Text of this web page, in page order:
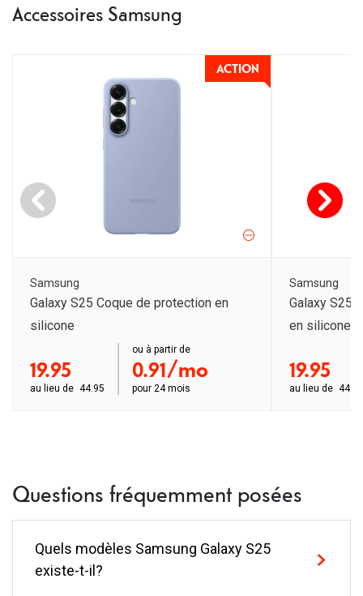
Accessoires Samsung
ACTION
Samsung
Galaxy S25 Coque de protection en
silicone
19.95
au lieu de 44.95
ou à partir de
0.91/mo
pour 24 mois
Samsung
Galaxy S25
en silicone
19.95
au lieu de
Questions fréquemment posées
Quels modèles Samsung Galaxy S25
existe-t-il?